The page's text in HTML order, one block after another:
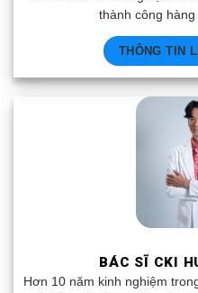
thành công
THÔNG TIN
BÁC SĨ CKI
Hơn 10 năm kinh nghiệm